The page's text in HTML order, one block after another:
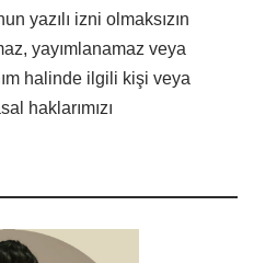
yazılı izni olmaksızın
yayımlanamaz veya
halinde ilgili kişi veya
haklarımızı